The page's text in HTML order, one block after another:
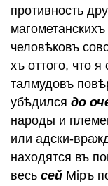
противность
человѣковъ
хъ оттого, что
талмудовъ
убѣдился до
народы и
или адски-
находятся въ
весь сей Мiръ